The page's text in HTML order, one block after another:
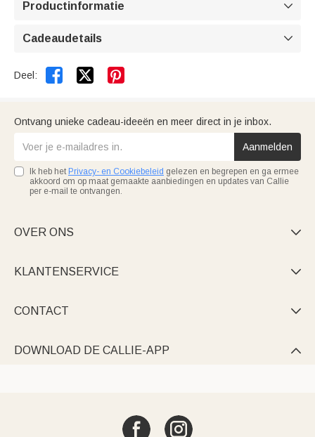
Productinformatie 
Cadeaudetails 
Deel:  
Ontvang unieke cadeau-ideeën en meer direct in je inbox.
Aanmelden
Ik heb het Privacy- en Cookiebeleid gelezen en begrepen en ga ermee
akkoord om op maat gemaakte aanbiedingen en updates van Callie
per e-mail te ontvangen.
OVER ONS 
KLANTENSERVICE 
CONTACT 
DOWNLOAD DE CALLIE-APP 